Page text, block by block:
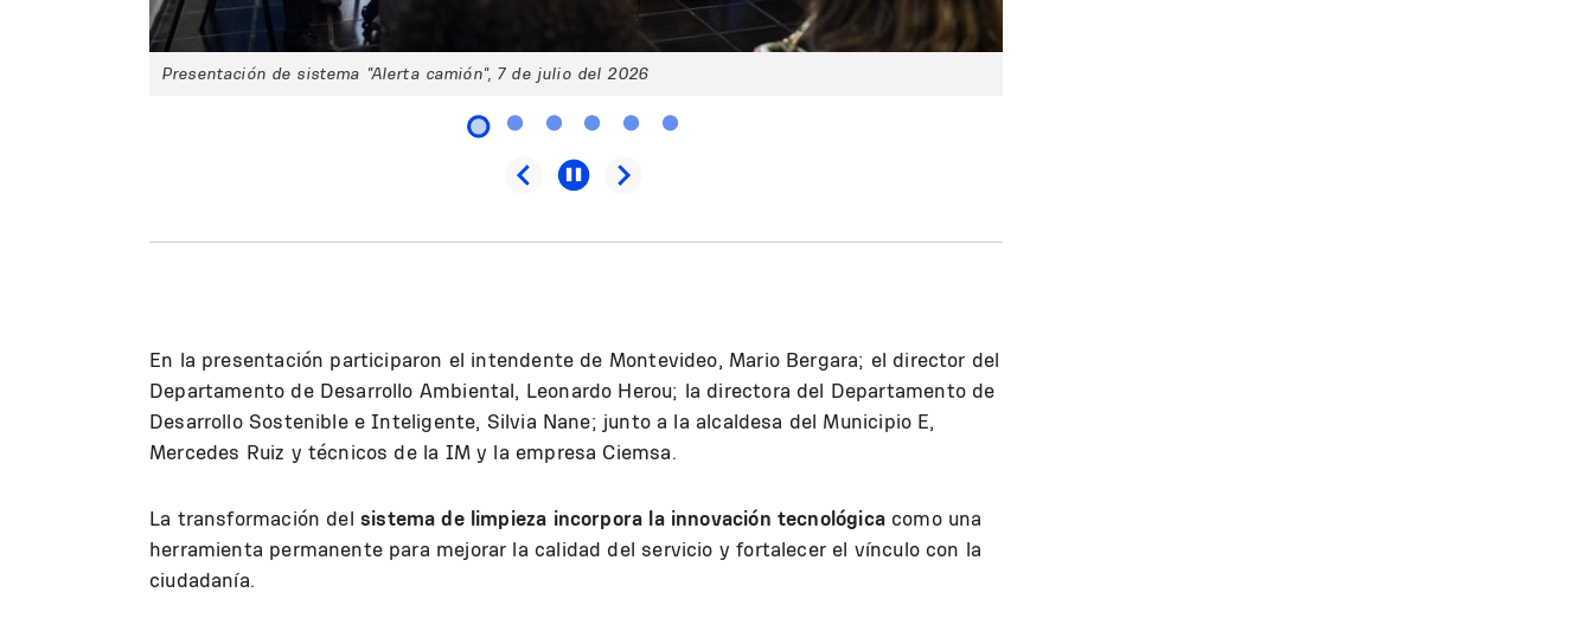
Presentación de sistema "Alerta camión", 7 de julio del 2026
En la presentación participaron el intendente de Montevideo, Mario Bergara; el director del
Departamento de Desarrollo Ambiental, Leonardo Herou; la directora del Departamento de
Desarrollo Sostenible e Inteligente, Silvia Nane; junto a la alcaldesa del Municipio E,
Mercedes Ruiz y técnicos de la IM y la empresa Ciemsa.
La transformación del sistema de limpieza incorpora la innovación tecnológicacomo una
herramienta permanente para mejorar la calidad del servicio y fortalecer el vínculo con la
ciudadanía.